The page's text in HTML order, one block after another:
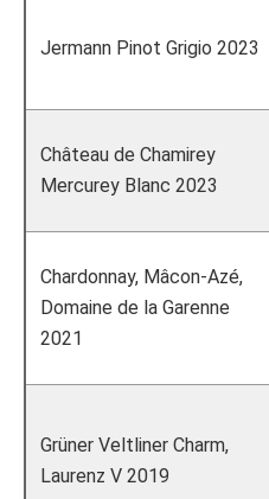
Jermann Pinot Grigio 2023
Château de Chamirey
Mercurey Blanc 2023
Chardonnay, Mâcon-Azé,
Domaine de la Garenne
2021
Grüner Veltliner Charm,
Laurenz V 2019